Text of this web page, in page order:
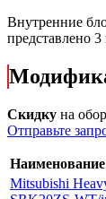
Внутренние
представлено
Скидку на
Отправьте
Mitsubishi